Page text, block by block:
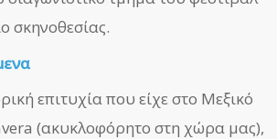
σκηνοθεσίας.
επιτυχία που είχε στο Μεξικό
(ακυκλοφόρητο στη χώρα μας),